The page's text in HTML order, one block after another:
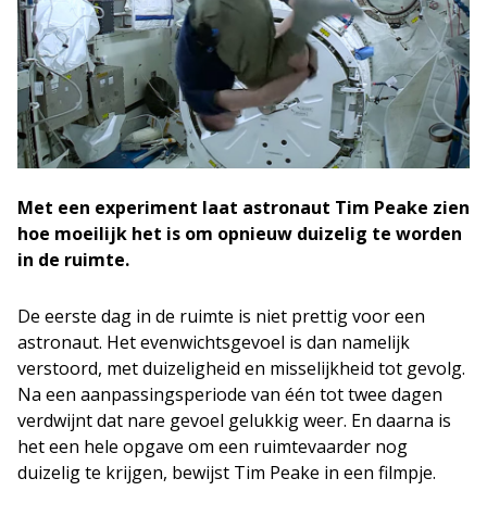
Met een experiment laat astronaut Tim Peake zien
hoe moeilijk het is om opnieuw duizelig te worden
in de ruimte.
De eerste dag in de ruimte is niet prettig voor een
astronaut. Het evenwichtsgevoel is dan namelijk
verstoord, met duizeligheid en misselijkheid tot gevolg.
Na een aanpassingsperiode van één tot twee dagen
verdwijnt dat nare gevoel gelukkig weer. En daarna is
het een hele opgave om een ruimtevaarder nog
duizelig te krijgen, bewijst Tim Peake in een filmpje.